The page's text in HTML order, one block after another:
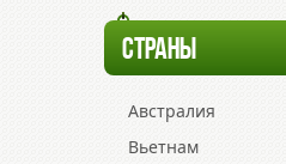
СТРАНЫ
Австралия
Вьетнам